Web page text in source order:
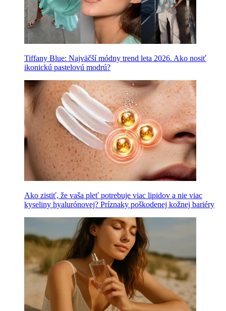
Tiffany Blue: Najväčší módny trend leta 2026. Ako nosiť
ikonickú pastelovú modrú?
Ako zistiť, že vaša pleť potrebuje viac lipidov a nie viac
kyseliny hyalurónovej? Príznaky poškodenej kožnej bariéry